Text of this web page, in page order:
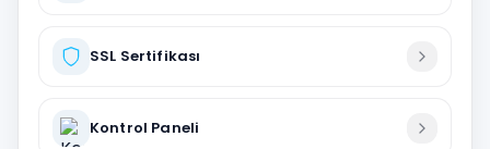
SSL Sertifikası
Kontrol Paneli